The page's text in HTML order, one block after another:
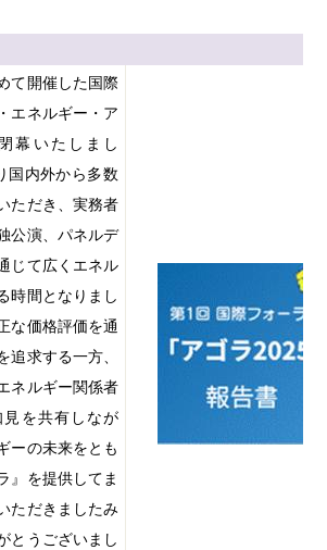
て開催した国際
エネルギー・ア
幕いたしまし
国内外から多数
ただき、実務者
公演、パネルデ
じて広くエネル
時間となりまし
な価格評価を通
追求する一方、
ネルギー関係者
を共有しなが
ーの未来をとも
』を提供してま
ただきましたみ
とうございまし